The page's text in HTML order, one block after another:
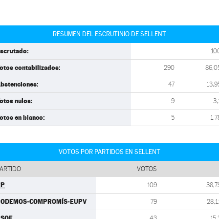
RESUMEN DEL ESCRUTINIO DE SELLENT
contabilizados: 290
47
nulos: 9
en blanco: 5
VOTOS POR PARTIDOS EN SELLENT
VOTOS
109
COMPROMÍS-EUPV 79